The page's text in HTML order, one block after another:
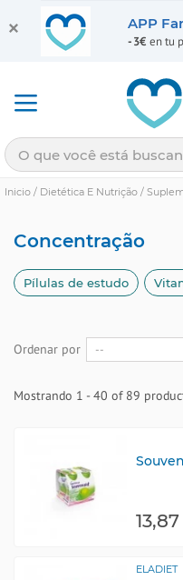
Inicio / Dietética E Nutrição /
Concentração
Pílulas de estudo
Ordenar por
Mostrando 1 - 40 of 89
ELADIET
APP
-3€ en tu